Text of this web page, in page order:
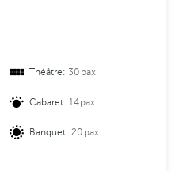
Théâtre:30pax
Cabaret:14pax
Banquet:20pax